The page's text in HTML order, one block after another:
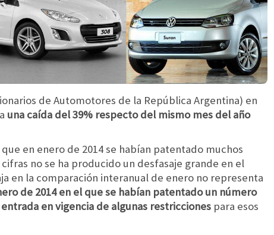
de Automotores de la República Argentina) en
una caída del 39% respecto del mismo mes del año
en enero de 2014 se habían patentado muchos
no se ha producido un desfasaje grande en el
en la comparación interanual de enero no representa
de 2014 en el que se habían patentado un número
en vigencia de algunas restricciones para esos